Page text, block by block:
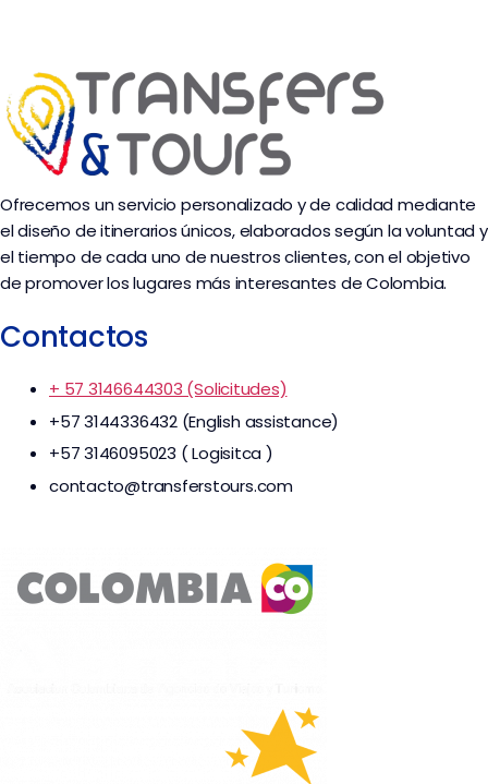
Ofrecemos un servicio personalizado y de calidad mediante
el diseño de itinerarios únicos, elaborados según la voluntad y
el tiempo de cada uno de nuestros clientes, con el objetivo
de promover los lugares más interesantes de Colombia.
Contactos
+ 57 3146644303 (Solicitudes)
+57 3144336432 (English assistance)
+57 3146095023 ( Logisitca )
contacto@transferstours.com